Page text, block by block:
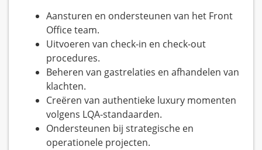
Aansturen en ondersteunen van het Front
Office team.
Uitvoeren van check-in en check-out
procedures.
Beheren van gastrelaties en afhandelen van
klachten.
Creëren van authentieke luxury momenten
volgens LQA-standaarden.
Ondersteunen bij strategische en
operationele projecten.